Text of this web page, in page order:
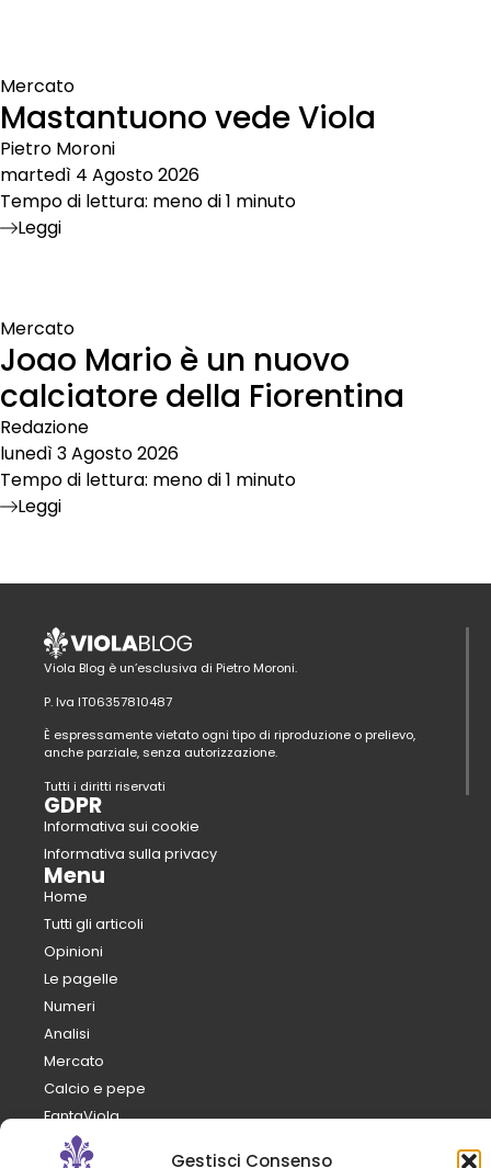
Gestisci Consenso
Mercato
Mastantuono vede Viola
Pietro Moroni
martedì 4 Agosto 2026
Tempo di lettura: meno di 1 minuto
Leggi
Mercato
Joao Mario è un nuovo
calciatore della Fiorentina
Redazione
lunedì 3 Agosto 2026
Tempo di lettura: meno di 1 minuto
Leggi
Viola Blog è un’esclusiva di Pietro Moroni.
P. Iva IT06357810487
È espressamente vietato ogni tipo di riproduzione o prelievo,
anche parziale, senza autorizzazione.
Tutti i diritti riservati
GDPR
Informativa sui cookie
Informativa sulla privacy
Menu
Home
Tutti gli articoli
Opinioni
Le pagelle
Numeri
Analisi
Mercato
Calcio e pepe
FantaViola
Il club